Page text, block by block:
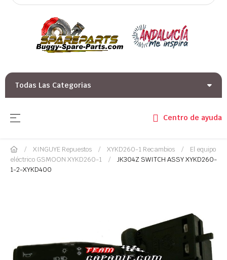
Todas Las Categorias
Navegación de palanca
☰ Centro de ayuda
XINGUYE Repuestos XYKD260-1 Recambios
El equipo
eléctrico GSMOON XYKD260-1
JK304Z SWITCH ASSY XYKD260-
1-2-XYKD400